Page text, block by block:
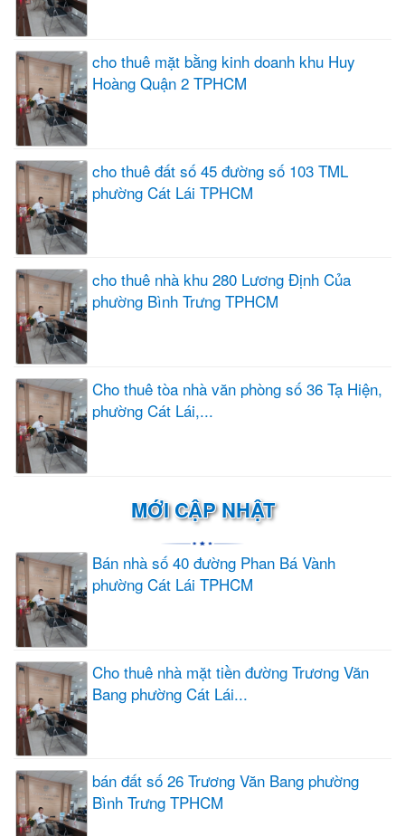
cho thuê mặt bằng kinh doanh khu Huy
Hoàng Quận 2 TPHCM
cho thuê đất số 45 đường số 103 TML
phường Cát Lái TPHCM
cho thuê nhà khu 280 Lương Định Của
phường Bình Trưng TPHCM
Cho thuê tòa nhà văn phòng số 36 Tạ Hiện,
phường Cát Lái,...
MỚI CẬP NHẬT
Bán nhà số 40 đường Phan Bá Vành
phường Cát Lái TPHCM
Cho thuê nhà mặt tiền đường Trương Văn
Bang phường Cát Lái...
bán đất số 26 Trương Văn Bang phường
Bình Trưng TPHCM